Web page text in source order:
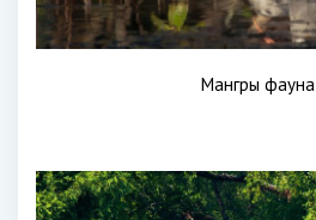
Мангры фауна